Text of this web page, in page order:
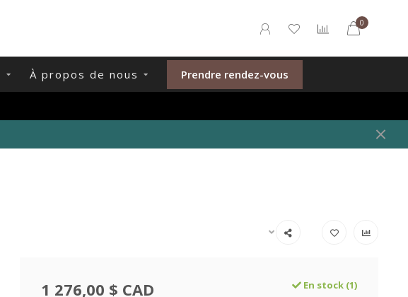
0
À propos de nous Prendre rendez-vous
1 276,00 $ CAD En stock (1)